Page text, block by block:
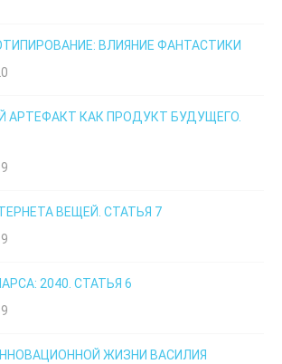
ВЛИЯНИЕ ФАНТАСТИКИ
АРТЕФАКТ КАК ПРОДУКТ БУДУЩЕГО.
ВЕЩЕЙ. СТАТЬЯ 7
2040. СТАТЬЯ 6
ЖИЗНИ ВАСИЛИЯ